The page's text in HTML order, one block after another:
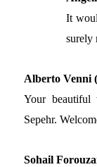
It
surely
Alberto Venni
Your beautiful
Sepehr.
Sohail